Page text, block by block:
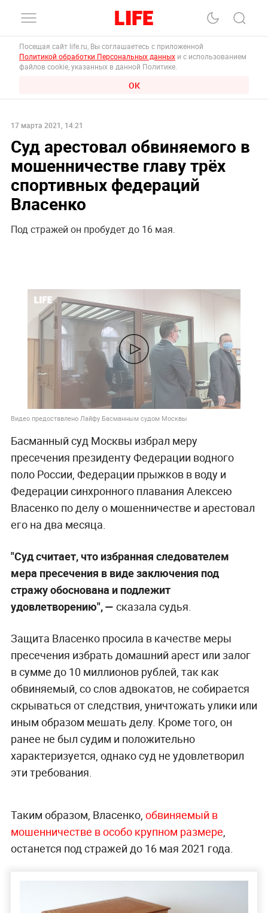
Посещая сайт life.ru, Вы соглашаетесь с приложенной
Политикой обработки Персональных данных и с использованием
файлов cookie, указанных в данной Политике.
ОК
17 марта 2021, 14:21
Суд арестовал обвиняемого в
мошенничестве главу трёх
спортивных федераций
Власенко
Под стражей он пробудет до 16 мая.
Видео предоставлено Лайфу Басманным судом Москвы
Басманный суд Москвы избрал меру
пресечения президенту Федерации водного
поло России, Федерации прыжков в воду и
Федерации синхронного плавания Алексею
Власенко по делу о мошенничестве и арестовал
его на два месяца.
"Суд считает, что избранная следователем
мера пресечения в виде заключения под
стражу обоснована и подлежит
удовлетворению", — сказала судья.
Защита Власенко просила в качестве меры
пресечения избрать домашний арест или залог
в сумме до 10 миллионов рублей, так как
обвиняемый, со слов адвокатов, не собирается
скрываться от следствия, уничтожать улики или
иным образом мешать делу. Кроме того, он
ранее не был судим и положительно
характеризуется, однако суд не удовлетворил
эти требования.
Таким образом, Власенко, обвиняемый в
мошенничестве в особо крупном размере
останется под стражей до 16 мая 2021 года.